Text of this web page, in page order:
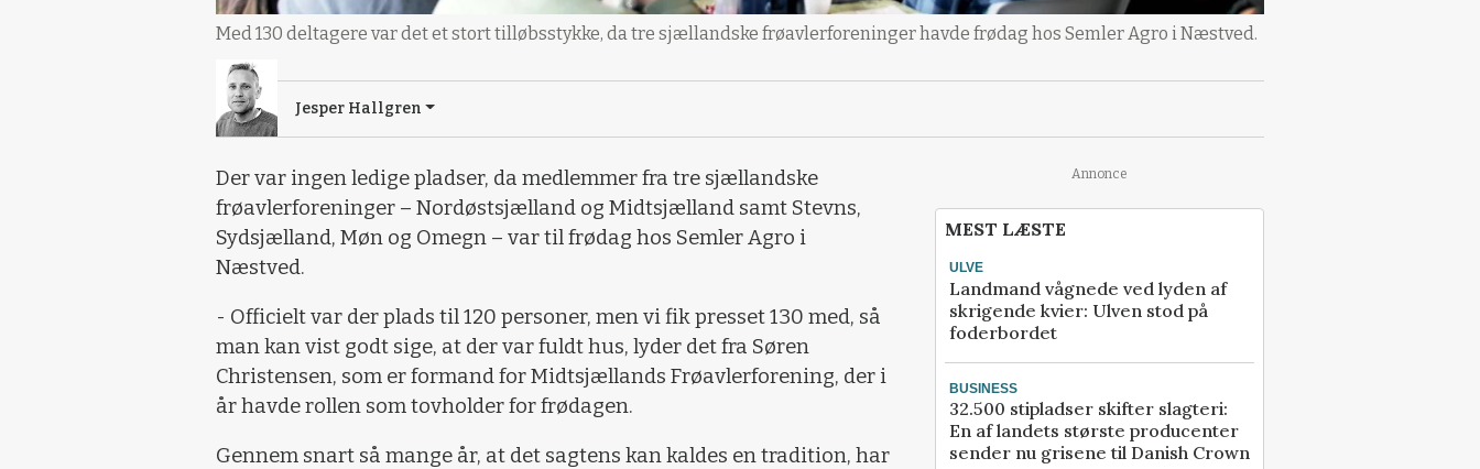
Med 130 deltagere var det et stort tilløbsstykke, da tre sjællandske frøavlerforeninger havde frødag hos Semler Agro i Næstved.
Jesper Hallgren
Der var ingen ledige pladser, da medlemmer fra tre sjællandske
frøavlerforeninger – Nordøstsjælland og Midtsjælland samt Stevns,
Sydsjælland, Møn og Omegn – var til frødag hos Semler Agro i
Næstved.
- Officielt var der plads til 120 personer, men vi fik presset 130 med, så
man kan vist godt sige, at der var fuldt hus, lyder det fra Søren
Christensen, som er formand for Midtsjællands Frøavlerforening, der i
år havde rollen som tovholder for frødagen.
Gennem snart så mange år, at det sagtens kan kaldes en tradition, har
Annonce
MEST LÆSTE
ULVE
Landmand vågnede ved lyden af
skrigende kvier: Ulven stod på
foderbordet
BUSINESS
32.500 stipladser skifter slagteri:
En af landets største producenter
sender nu grisene til Danish Crown